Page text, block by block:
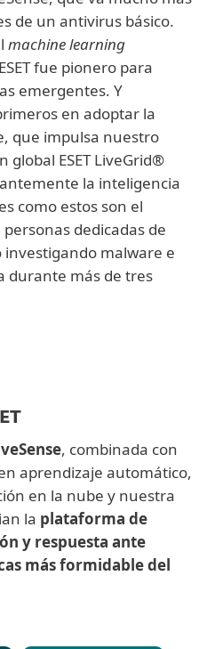
de un antivirus básico.
machine learning
fue pionero para
emergentes. Y
en adoptar la
que impulsa nuestro
global ESET LiveGrid®
la inteligencia
como estos son el
dedicadas de
investigando malware e
durante más de tres
, combinada con
aprendizaje automático,
en la nube y nuestra
la plataforma de
y respuesta ante
más formidable del